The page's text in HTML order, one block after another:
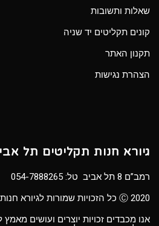
שאלות ותשובות
קונים תקליטים יד שניה
תקנון האתר
הצהרת נגישות
גיורא חנות תקליטים תל
רמב”ם 8 תל אביב טל:
054-7888265
Ⓒ 2020 כל הזכויות שמורות לגיורא חנות תקליטים
אנו מכבדים זכויות יוצרים ועושים